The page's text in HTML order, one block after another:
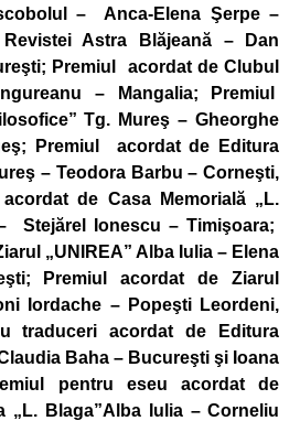
– Anca-Elena Şerpe –
Astra Blăjeană – Dan
Premiul acordat de Clubul
– Mangalia; Premiul
Tg. Mureş – Gheorghe
Premiul acordat de Editura
– Teodora Barbu – Corneşti,
de Casa Memorială „L.
Stejărel Ionescu – Timişoara;
„UNIREA” Alba Iulia – Elena
Premiul acordat de Ziarul
Iordache – Popeşti Leordeni,
traduceri acordat de Editura
Baha – Bucureşti şi Ioana
pentru eseu acordat de
„L. Blaga”Alba Iulia – Corneliu